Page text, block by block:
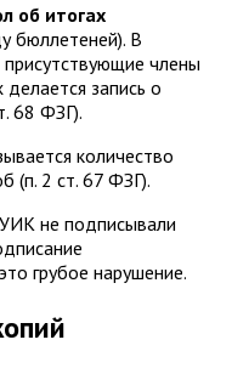
об итогах
бюллетеней). В
члены
запись о
68 ФЗГ).
количество
(п. 2 ст. 67 ФЗГ).
не подписывали
грубое нарушение.